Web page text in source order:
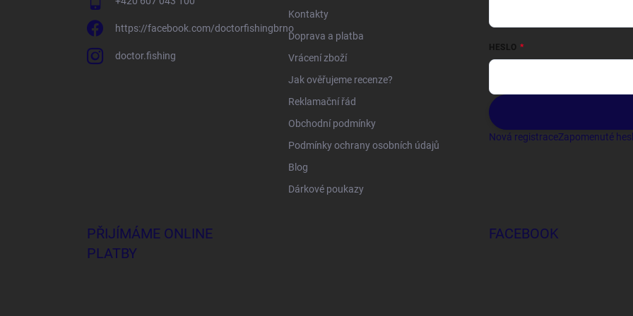
https://facebook.com/doctorfishingbrno
doctor.fishing
Kontakty
Doprava a platba
Vrácení zboží
Jak ověřujeme recenze?
Reklamační řád
Obchodní podmínky
Podmínky ochrany osobních údajů
Blog
Dárkové poukazy
HESLO
Nová registraceZapomenuté
PŘIJÍMÁME ONLINE
PLATBY
FACEBOOK